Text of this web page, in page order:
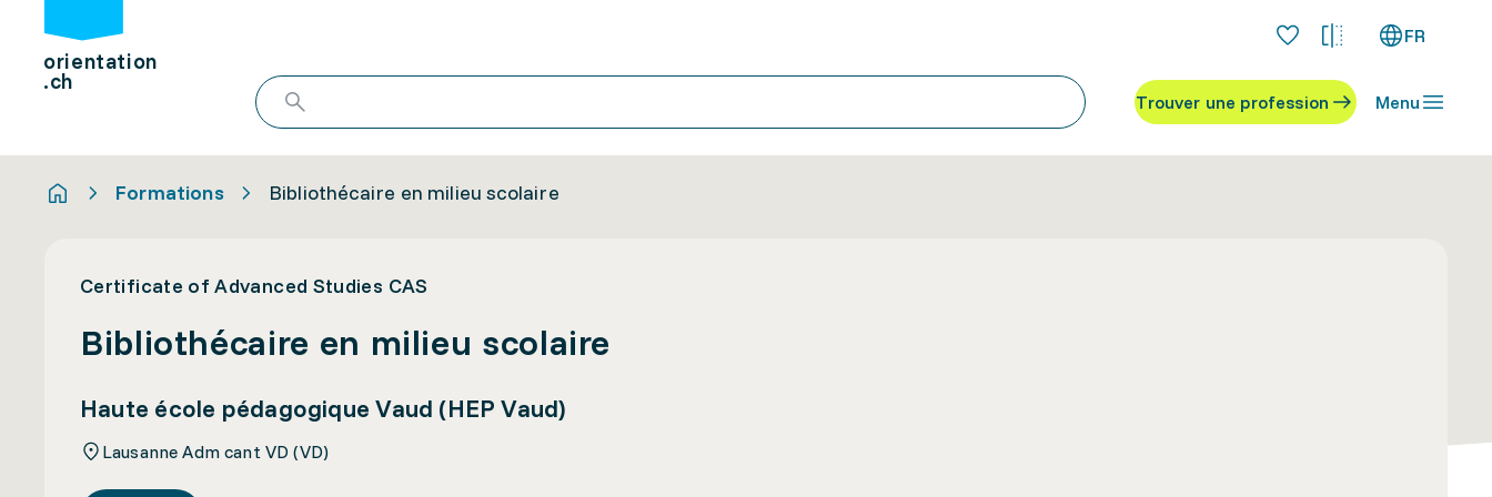
orientation
.ch
FR
Trouver une profession Menu
Formations Bibliothécaire en milieu scolaire
Certificate of Advanced Studies CAS
Bibliothécaire en milieu scolaire
Haute école pédagogique Vaud (HEP Vaud)
Lausanne Adm cant VD (VD)